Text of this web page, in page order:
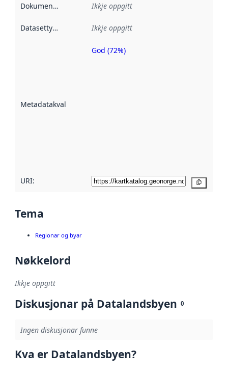
Dokumentasjon Ikkje oppgitt
Datasettype Ikkje oppgitt
Metadatakvalitet
Metadatakvalitet
God (72%)
URI:
Tema
Regionar og byar
Nøkkelord
Ikkje oppgitt
Diskusjonar på Datalandsbyen 0
Ingen diskusjonar funne
Kva er Datalandsbyen?